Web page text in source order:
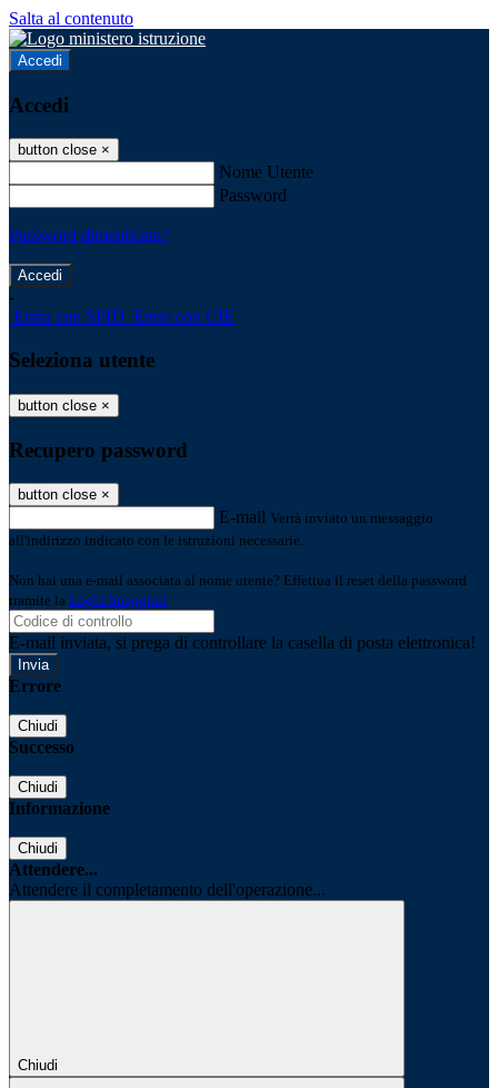
Salta al contenuto
Accedi
Accedi
button close ×
Nome Utente
Password
Password dimenticata?
-
Entra con SPID Entra con CIE
Seleziona utente
button close ×
Recupero password
button close ×
E-mail Verrà inviato un messaggio
all'indirizzo indicato con le istruzioni necessarie.
Non hai una e-mail associata al nome utente? Effettua il reset della password
tramite la Login Spaggiari
E-mail inviata, si prega di controllare la casella di posta elettronica!
Errore
Chiudi
Successo
Chiudi
Informazione
Chiudi
Attendere...
Attendere il completamento dell'operazione...
Chiudi